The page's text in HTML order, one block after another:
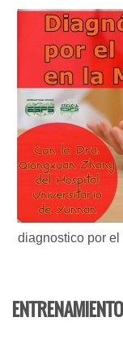
diagnostico por el